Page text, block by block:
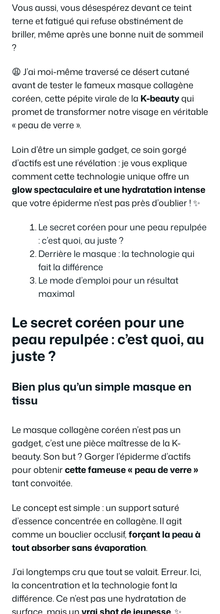
Vous aussi, vous désespérez devant ce teint
terne et fatigué qui refuse obstinément de
briller, même après une bonne nuit de sommeil
?
😩 J’ai moi-même traversé ce désert cutané
avant de tester le fameux masque collagène
coréen, cette pépite virale de la K-beautyqui
promet de transformer notre visage en véritable
« peau de verre ».
Loin d’être un simple gadget, ce soin gorgé
d’actifs est une révélation : je vous explique
comment cette technologie unique offre un
glow spectaculaire et une hydratation intense
que votre épiderme n’est pas près d’oublier ! ✨
Le secret coréen pour une peau repulpée
: c’est quoi, au juste ?
Derrière le masque : la technologie qui
fait la différence
Le mode d’emploi pour un résultat
maximal
Le secret coréen pour une
peau repulpée : c’est quoi, au
juste ?
Bien plus qu’un simple masque en
tissu
Le masque collagène coréen n’est pas un
gadget, c’est une pièce maîtresse de la K-
beauty. Son but ? Gorger l’épiderme d’actifs
pour obtenircette fameuse « peau de verre »
tant convoitée.
Le concept est simple : un support saturé
d’essence concentrée en collagène. Il agit
comme un bouclier occlusif,forçant lapeauà
tout absorber sans évaporation.
J’ai longtemps cru que tout se valait. Erreur. Ici,
la concentration et la technologie font la
différence. Ce n’est pas une hydratation de